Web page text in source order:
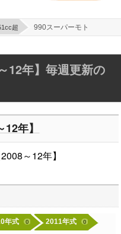
超 990スーパーモト
12年】毎週更新の
年】
年式 0 2011年式 0